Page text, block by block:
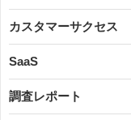
カスタマーサクセス
SaaS
調査レポート